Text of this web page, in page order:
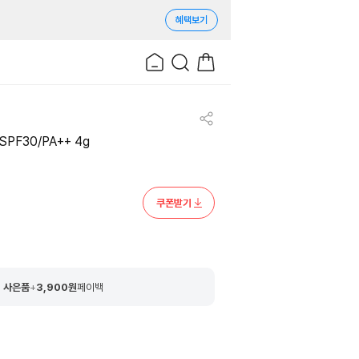
혜택보기
SPF30/PA++ 4g
쿠폰받기
사은품+3,900원페이백